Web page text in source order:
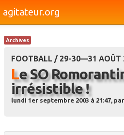
agitateur.org
Culture
Médias
Archives
FOOTBALL / 29-30—31 AOÛT
Le SO Romorantin
irrésistible !
lundi 1er septembre 2003 à 21:47, par